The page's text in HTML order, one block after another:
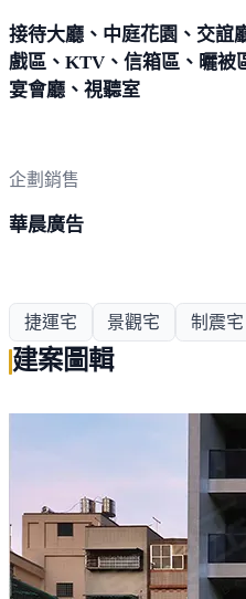
接待大廳、中庭花園、交誼
戲區、KTV、信箱區、曬被
宴會廳、視聽室
企劃銷售
華晨廣告
捷運宅 景觀宅 制震宅
建案圖輯